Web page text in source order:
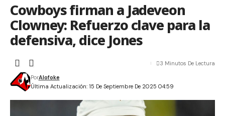
Cowboys firman a Jadeveon
Clowney: Refuerzo clave para la
defensiva, dice Jones
Última Actualización: 15 De Septiembre De 2025 04:59
PorAlofoke
3 Minutos De Lectura